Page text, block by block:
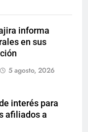
informa
en sus
5 agosto, 2026
interés para
afiliados a